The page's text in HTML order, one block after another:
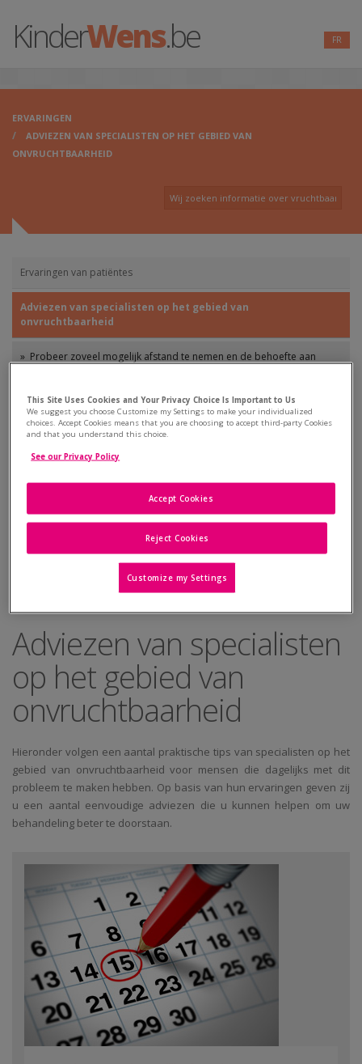
KinderWens.be FR
ERVARINGEN
ADVIEZEN VAN SPECIALISTEN OP HET GEBIED VAN
ONVRUCHTBAARHEID
Ervaringen van patiëntes
Adviezen van specialisten op het gebied van
onvruchtbaarheid
» Probeer zoveel mogelijk afstand te nemen en de behoefte aan
» Probeer u niet schuldig te voelen
» Leren hoe om stress te beheersen
» Verzamel van tevoren zoveel mogelijk informatie
Adviezen van specialisten
op het gebied van
onvruchtbaarheid
Hieronder volgen een aantal praktische tips van specialisten op het
gebied van onvruchtbaarheid voor mensen die dagelijks met dit
probleem te maken hebben. Op basis van hun ervaringen geven zij
u een aantal eenvoudige adviezen die u kunnen helpen om uw
behandeling beter te doorstaan.
This Site Uses Cookies and Your Privacy Choice Is Important to Us
We suggest you choose Customize my Settings to make your individualized
choices. Accept Cookies means that you are choosing to accept third-party Cookies
and that you understand this choice.
See our Privacy Policy
Reject Cookies
Accept Cookies
Customize my Settings